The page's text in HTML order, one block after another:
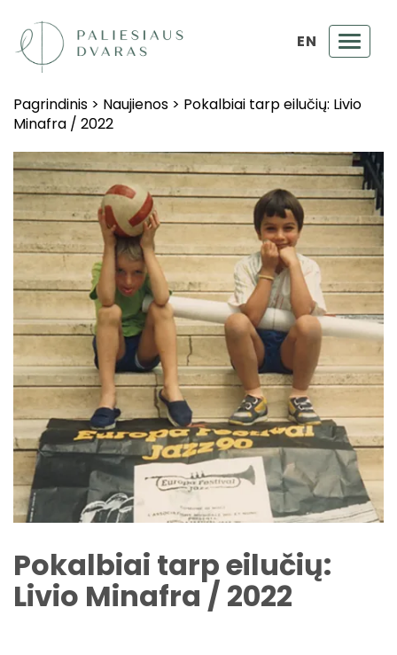
EN
Pagrindinis > Naujienos > Pokalbiai tarp eilučių: Livio
Minafra / 2022
Pokalbiai tarp eilučių:
Livio Minafra / 2022